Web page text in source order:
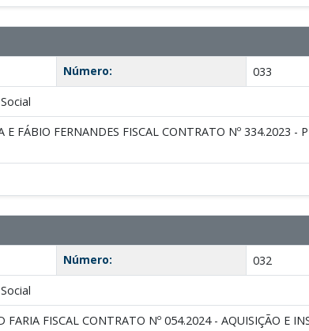
Número:
033
FÁBIO FERNANDES FISCAL CONTRATO Nº 334.2023 -
Número:
032
FARIA FISCAL CONTRATO Nº 054.2024 - AQUISIÇÃO E